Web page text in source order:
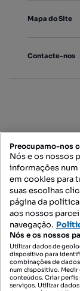
Mapa do Site
Contacte-nos
©
Preocupamo-nos
Nós e os nossos
informações
em cookies para
suas escolhas
página da
aos nossos
navegação.
Nós e os nossos
Utilizar dados de
dispositivo para
combinações de
num dispositivo.
conteúdos. Criar
serviços. Utilizar